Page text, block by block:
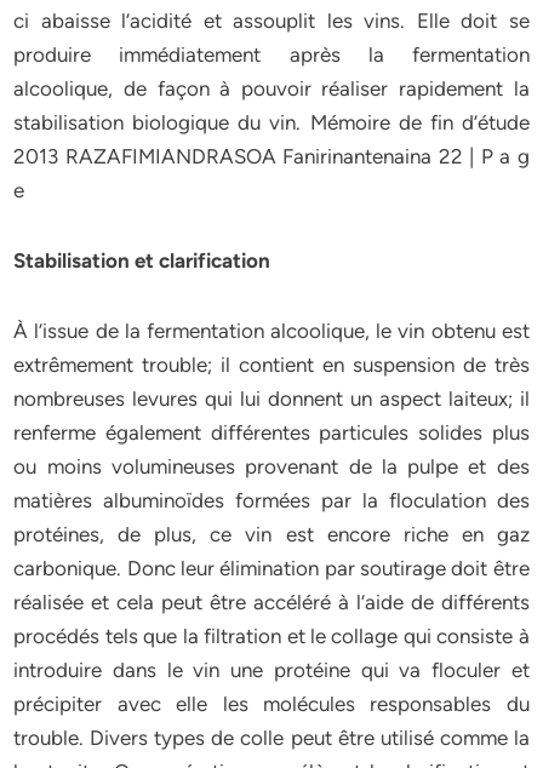
ci abaisse l’acidité et assouplit les vins. Elle doit se
produire immédiatement après la fermentation
alcoolique, de façon à pouvoir réaliser rapidement la
stabilisation biologique du vin. Mémoire de fin d’étude
2013 RAZAFIMIANDRASOA Fanirinantenaina 22 | P a g
e
Stabilisation et clarification
À l’issue de la fermentation alcoolique, le vin obtenu est
extrêmement trouble; il contient en suspension de très
nombreuses levures qui lui donnent un aspect laiteux; il
renferme également différentes particules solides plus
ou moins volumineuses provenant de la pulpe et des
matières albuminoïdes formées par la floculation des
protéines, de plus, ce vin est encore riche en gaz
carbonique. Donc leur élimination par soutirage doit être
réalisée et cela peut être accéléré à l’aide de différents
procédés tels que la filtration et le collage qui consiste à
introduire dans le vin une protéine qui va floculer et
précipiter avec elle les molécules responsables du
trouble. Divers types de colle peut être utilisé comme la